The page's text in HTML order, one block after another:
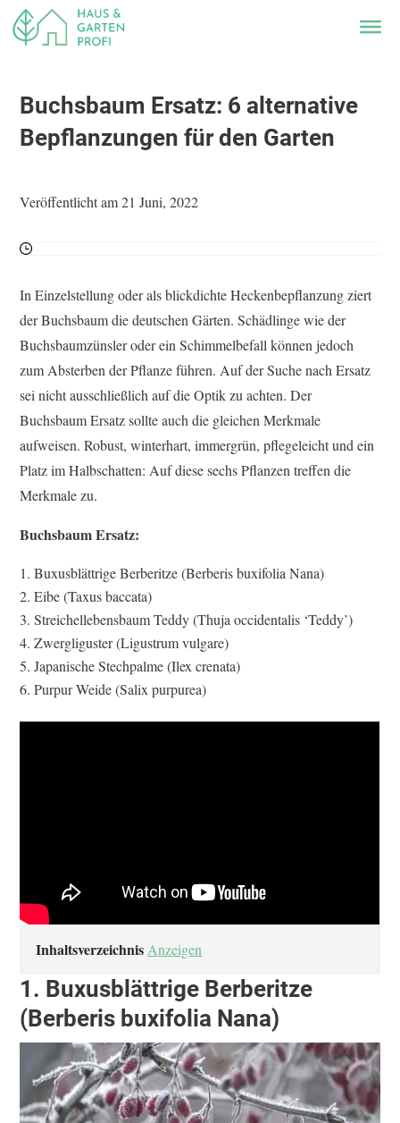
Buchsbaum Ersatz: 6 alternative
Bepflanzungen für den Garten
Veröffentlicht am 21 Juni, 2022
In Einzelstellung oder als blickdichte Heckenbepflanzung ziert
der Buchsbaum die deutschen Gärten. Schädlinge wie der
Buchsbaumzünsler oder ein Schimmelbefall können jedoch
zum Absterben der Pflanze führen. Auf der Suche nach Ersatz
sei nicht ausschließlich auf die Optik zu achten. Der
Buchsbaum Ersatz sollte auch die gleichen Merkmale
aufweisen. Robust, winterhart, immergrün, pflegeleicht und ein
Platz im Halbschatten: Auf diese sechs Pflanzen treffen die
Merkmale zu.
Buchsbaum Ersatz:
Buxusblättrige Berberitze (Berberis buxifolia Nana)
Eibe (Taxus baccata)
Streichellebensbaum Teddy (Thuja occidentalis ‘Teddy’)
Zwergliguster (Ligustrum vulgare)
Japanische Stechpalme (Ilex crenata)
Purpur Weide (Salix purpurea)
Inhaltsverzeichnis Anzeigen
1. Buxusblättrige Berberitze
(Berberis buxifolia Nana)